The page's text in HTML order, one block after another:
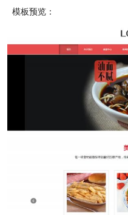
模板预览：